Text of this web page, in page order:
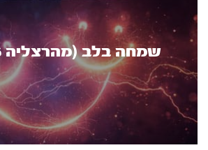
שמחה בלב (מהרצליה 17.2.26)